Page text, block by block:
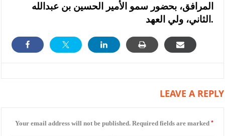
المرافق، بحضور سمو الأمير الحسين بن عبدالله
الثاني، ولي العهد.
LEAVE A REPLY
Your email address will not be published. Required fields are marked *